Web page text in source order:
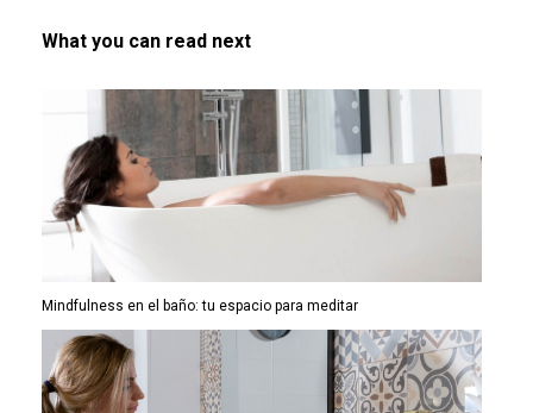
What you can read next
Mindfulness en el baño: tu espacio para meditar